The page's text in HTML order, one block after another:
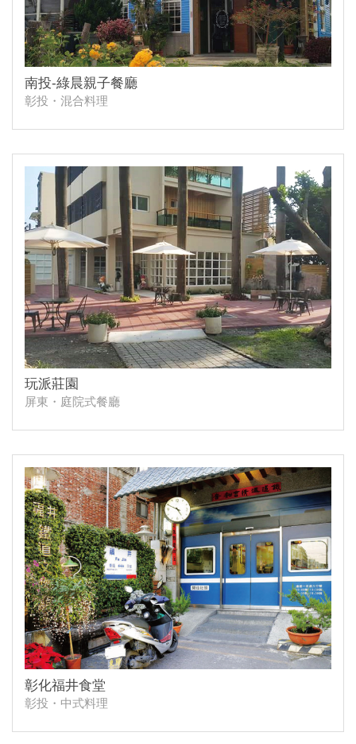
南投-綠晨親子餐廳
彰投・混合料理
玩派莊園
屏東・庭院式餐廳
彰化福井食堂
彰投・中式料理